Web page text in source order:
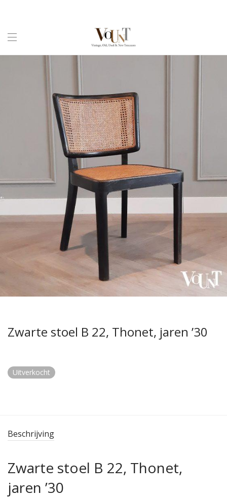
Zwarte stoel B 22, Thonet, jaren ’30
Uitverkocht
Beschrijving
Zwarte stoel B 22, Thonet,
jaren ’30